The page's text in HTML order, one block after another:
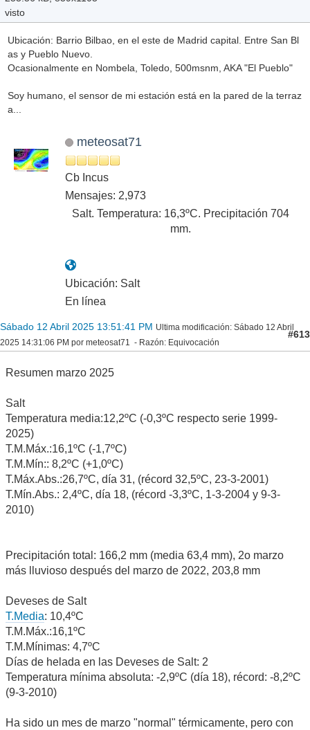
visto
Ubicación: Barrio Bilbao, en el este de Madrid capital. Entre San Bl
as y Pueblo Nuevo.
Ocasionalmente en Nombela, Toledo, 500msnm, AKA "El Pueblo"
Soy humano, el sensor de mi estación está en la pared de la terraz
a...
meteosat71
Cb Incus
Mensajes: 2,973
Salt. Temperatura: 16,3ºC. Precipitación 704
mm.
Ubicación: Salt
En línea
Sábado 12 Abril 2025 13:51:41 PM Ultima modificación: Sábado 12 Abril
2025 14:31:06 PM por meteosat71
Razón: Equivocación
#613
Resumen marzo 2025
Salt
Temperatura media:12,2ºC (-0,3ºC respecto serie 1999-
2025)
T.M.Máx.:16,1ºC (-1,7ºC)
T.M.Mín:: 8,2ºC (+1,0ºC)
T.Máx.Abs.:26,7ºC, día 31, (récord 32,5ºC, 23-3-2001)
T.Mín.Abs.: 2,4ºC, día 18, (récord -3,3ºC, 1-3-2004 y 9-3-
2010)
Precipitación total: 166,2 mm (media 63,4 mm), 2o marzo
más lluvioso después del marzo de 2022, 203,8 mm
Deveses de Salt
T.Media: 10,4ºC
T.M.Máx.:16,1ºC
T.M.Mínimas: 4,7ºC
Días de helada en las Deveses de Salt: 2
Temperatura mínima absoluta: -2,9ºC (día 18), récord: -8,2ºC
(9-3-2010)
Ha sido un mes de marzo "normal" térmicamente, pero con